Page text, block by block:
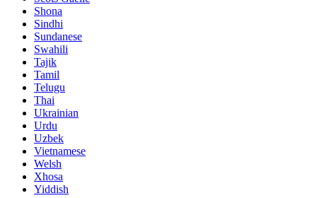
Shona
Sindhi
Sundanese
Swahili
Tajik
Tamil
Telugu
Thai
Ukrainian
Urdu
Uzbek
Vietnamese
Welsh
Xhosa
Yiddish